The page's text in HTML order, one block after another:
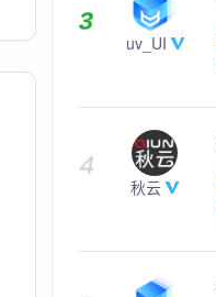
uv_UI
秋云